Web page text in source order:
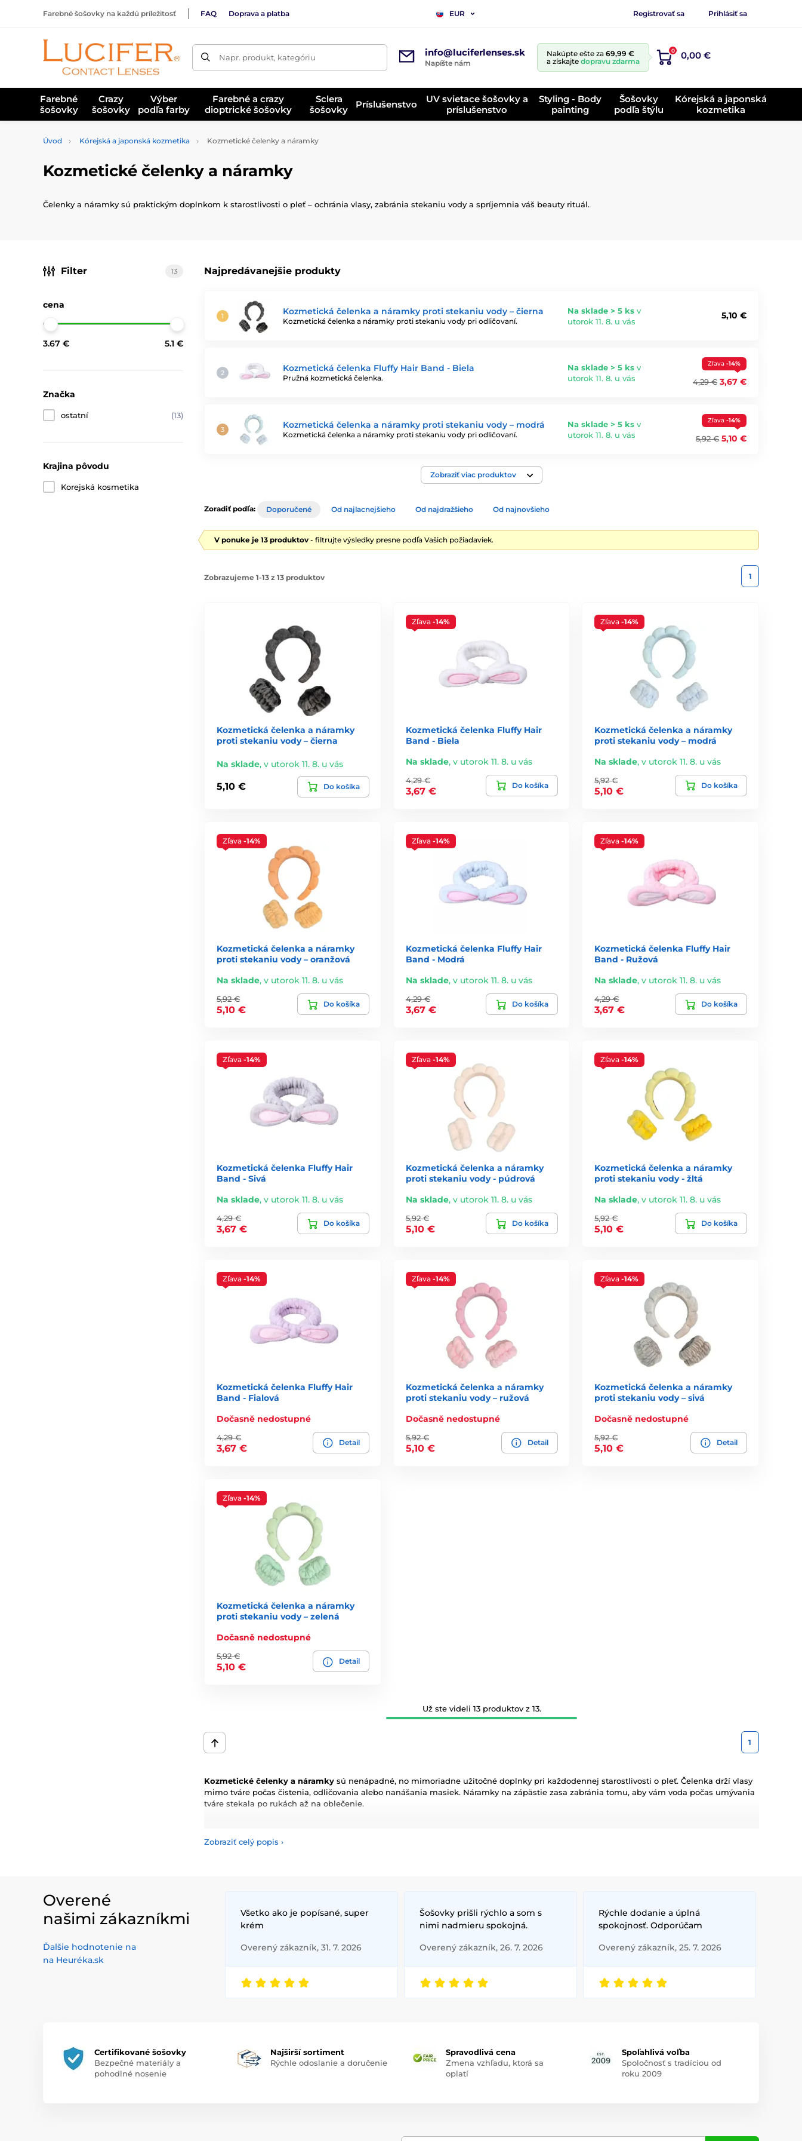
Farebné šošovky na každú príležitosť FAQ Doprava a platba EUR Registrovať sa Prihlásiť sa
Napr. produkt, kategóriu info@luciferlenses.sk
Napíšte nám
Nakúpte ešte za 69,99 €
a získajte dopravu zdarma
0 0,00 €
Farebné
šošovky
Crazy
šošovky
Výber
podľa farby
Farebné a crazy
dioptrické šošovky
Sclera
šošovky
Príslušenstvo
UV svietace šošovky a
príslušenstvo
Styling - Body
painting
Šošovky
podľa štýlu
Kórejská a japonská
kozmetika
Úvod Kórejská a japonská kozmetika Kozmetické čelenky a náramky
Kozmetické čelenky a náramky
Čelenky a náramky sú praktickým doplnkom k starostlivosti o pleť – ochránia vlasy, zabránia stekaniu vody a spríjemnia váš beauty rituál.
Najpredávanejšie produkty
Kozmetická čelenka a náramky proti stekaniu vody – čierna
Kozmetická čelenka a náramky proti stekaniu vody pri odličovaní.
Na sklade > 5 ks v
utorok 11. 8. u vás
5,10 €
Kozmetická čelenka Fluffy Hair Band - Biela
Pružná kozmetická čelenka.
Na sklade > 5 ks v
utorok 11. 8. u vás
Zľava -14%
4,29 € 3,67 €
Kozmetická čelenka a náramky proti stekaniu vody – modrá
Kozmetická čelenka a náramky proti stekaniu vody pri odličovaní.
Na sklade > 5 ks v
utorok 11. 8. u vás
Zľava -14%
5,92 € 5,10 €
Zobraziť viac produktov
Filter 13
cena
3.67 € 5.1 €
Značka
ostatní (13)
Krajina pôvodu
Korejská kosmetika
Zoradiť podľa: Doporučené Od najlacnejšieho Od najdražšieho Od najnovšieho
V ponuke je 13 produktov - filtrujte výsledky presne podľa Vašich požiadaviek.
Zobrazujeme 1-13 z 13 produktov 1
Kozmetická čelenka a náramky
proti stekaniu vody – čierna
Na sklade, v utorok 11. 8. u vás
5,10 € Do košíka
Zľava -14%
Kozmetická čelenka Fluffy Hair
Band - Biela
Na sklade, v utorok 11. 8. u vás
4,29 €
3,67 €
Do košíka
Zľava-14%
Kozmetická čelenka a náramky
proti stekaniu vody – modrá
Na sklade,v utorok 11. 8. u vás
5,92 €
5,10 €
Do košíka
Zľava -14%
Kozmetická čelenka a náramky
proti stekaniu vody – oranžová
Na sklade, v utorok 11. 8. u vás
5,92 €
5,10 €
Do košíka
Zľava -14%
Kozmetická čelenka Fluffy Hair
Band - Modrá
Na sklade, v utorok 11. 8. u vás
4,29 €
3,67 €
Do košíka
Zľava-14%
Kozmetická čelenka Fluffy Hair
Band - Ružová
Na sklade,v utorok 11. 8. u vás
4,29 €
3,67 €
Do košíka
Zľava -14%
Kozmetická čelenka Fluffy Hair
Band - Sivá
Na sklade, v utorok 11. 8. u vás
4,29 €
3,67 €
Do košíka
Zľava -14%
Kozmetická čelenka a náramky
proti stekaniu vody - púdrová
Na sklade, v utorok 11. 8. u vás
5,92 €
5,10 €
Do košíka
Zľava-14%
Kozmetická čelenka a náramky
proti stekaniu vody - žltá
Na sklade,v utorok 11. 8. u vás
5,92 €
5,10 €
Do košíka
Zľava -14%
Kozmetická čelenka Fluffy Hair
Band - Fialová
Dočasně nedostupné
4,29 €
3,67 €
Detail
Zľava -14%
Kozmetická čelenka a náramky
proti stekaniu vody – ružová
Dočasně nedostupné
5,92 €
5,10 €
Detail
Zľava-14%
Kozmetická čelenka a náramky
proti stekaniu vody – sivá
Dočasně nedostupné
5,92 €
5,10 €
Detail
Zľava -14%
Kozmetická čelenka a náramky
proti stekaniu vody – zelená
Dočasně nedostupné
5,92 €
5,10 €
Detail
Už ste videli 13 produktov z 13.
1
Kozmetické čelenky a náramky sú nenápadné, no mimoriadne užitočné doplnky pri každodennej starostlivosti o pleť. Čelenka drží vlasy
mimo tváre počas čistenia, odličovania alebo nanášania masiek. Náramky na zápästie zasa zabránia tomu, aby vám voda počas umývania
tváre stekala po rukách až na oblečenie.
Pri líčení
Ako súčasť relaxačnej skincare rutiny
Hlavné výhody:
Jednoduchá údržba– dajú sa opakovane prať a používať
V našej ponuke nájdete originálne produkty od overených ázijských značiek – ideálne na domáce použitie aj ako milý darček pre
Zobraziť celý popis ›
Overené
našimi zákazníkmi
Ďalšie hodnotenie na
na Heuréka.sk
Všetko ako je popísané, super
krém
Overený zákazník, 31. 7. 2026
Šošovky prišli rýchlo a som s
nimi nadmieru spokojná.
Overený zákazník, 26. 7. 2026
Rýchle dodanie a úplná
spokojnosť. Odporúčam
Overený zákazník, 25. 7. 2026
Certifikované šošovky
Bezpečné materiály a
pohodlné nosenie
Najširší sortiment
Rýchle odoslanie a doručenie
Spravodlivá cena
Zmena vzhľadu, ktorá sa
oplatí
Spoľahlivá voľba
Spoločnosť s tradíciou od
roku 2009